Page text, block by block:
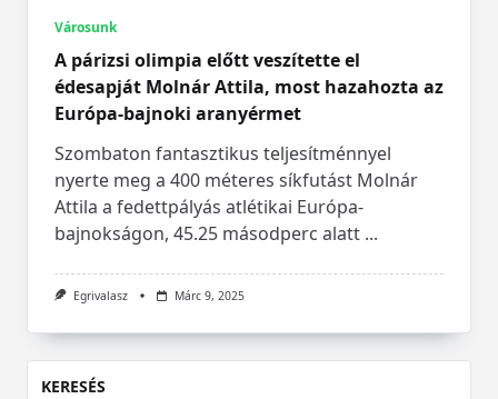
Városunk
A párizsi olimpia előtt veszítette el
édesapját Molnár Attila, most hazahozta az
Európa-bajnoki aranyérmet
Szombaton fantasztikus teljesítménnyel
nyerte meg a 400 méteres síkfutást Molnár
Attila a fedettpályás atlétikai Európa-
bajnokságon, 45.25 másodperc alatt ...
Egrivalasz Márc 9, 2025
KERESÉS